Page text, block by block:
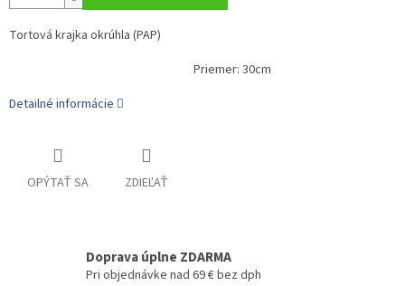
Tortová krajka okrúhla (PAP)
Priemer: 30cm
Detailné informácie
OPÝTAŤ SA ZDIEĽAŤ
Doprava úplne ZDARMA
Pri objednávke nad 69 € bez dph